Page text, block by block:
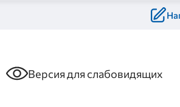
Версия для слабовидящих